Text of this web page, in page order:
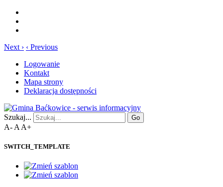
Next › ‹ Previous
Logowanie
Kontakt
Mapa strony
Deklaracja dostępności
Szukaj... Go
A- A A+
SWITCH_TEMPLATE